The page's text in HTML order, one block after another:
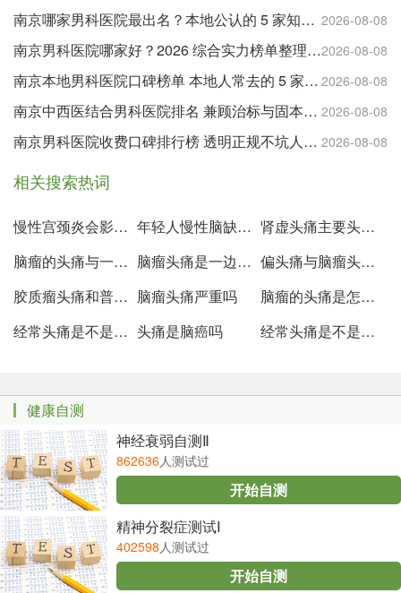
2026-08-08
南京哪家男科医院最出名？本地公认的 5 家知名机构盘点
2026-08-08
南京男科医院哪家好？2026 综合实力榜单整理，公立与特色专科全覆盖
2026-08-08
南京本地男科医院口碑榜单 本地人常去的 5 家靠谱机构
2026-08-08
南京中西医结合男科医院排名 兼顾治标与固本的优选
2026-08-08
南京男科医院收费口碑排行榜 透明正规不坑人的医院都在这
相关搜索热词
慢性宫颈炎会影起头痛吗 年轻人慢性脑缺氧引起头痛的原因
肾虚头痛主要头痛症状
脑瘤的头痛与一般头痛的区别
脑瘤头痛是一边疼痛还是整个头痛
偏头痛与脑瘤头痛的区别
胶质瘤头痛和普通头痛的区别 脑瘤头痛严重吗
脑瘤的头痛是怎样的
经常头痛是不是脑瘤 头痛是脑癌吗 经常头痛是不是脑癌
健康自测
神经衰弱自测Ⅱ
862636人测试过
开始自测
精神分裂症测试Ⅰ
402598人测试过
开始自测